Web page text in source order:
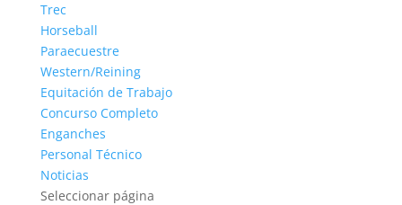
Trec
Horseball
Paraecuestre
Western/Reining
Equitación de Trabajo
Concurso Completo
Enganches
Personal Técnico
Noticias
Seleccionar página